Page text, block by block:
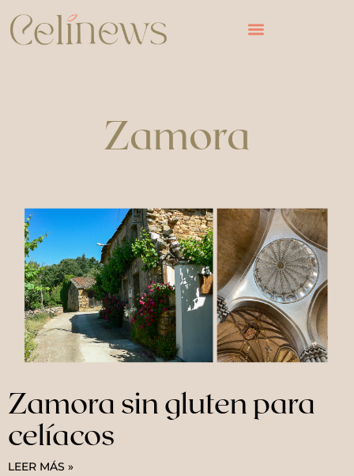
Zamora
Zamora sin gluten para
celíacos
LEER MÁS »